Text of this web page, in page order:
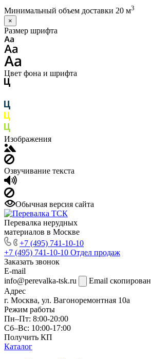
Минимальный объем доставки 20 м3
×
Размер шрифта
Цвет фона и шрифта
Изображения
Озвучивание текста
Обычная версия сайта
Перевалка нерудных
материалов в Москве
+7 (495) 741-10-10
+7 (495) 741-10-10 Отдел продаж
Заказать звонок
E-mail
info@perevalka-tsk.ru
Email скопирован
Адрес
г. Москва, ул. Вагоноремонтная 10а
Режим работы
Пн–Пт: 8:00-20:00
Сб–Вс: 10:00-17:00
Получить КП
Каталог